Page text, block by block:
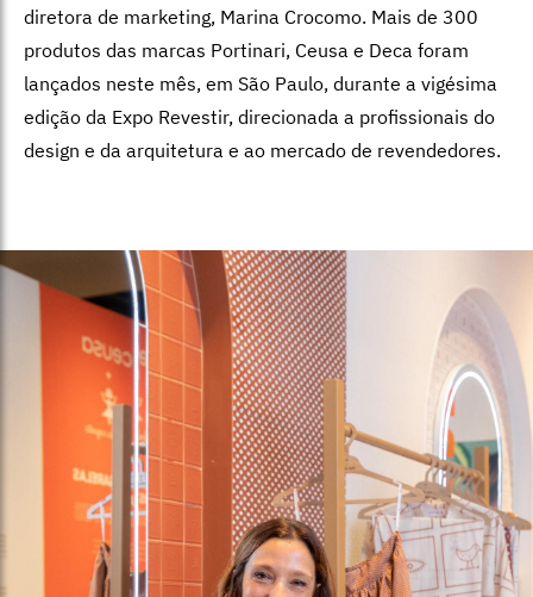
diretora de marketing, Marina Crocomo. Mais de 300
produtos das marcas Portinari, Ceusa e Deca foram
lançados neste mês, em São Paulo, durante a vigésima
edição da Expo Revestir, direcionada a profissionais do
design e da arquitetura e ao mercado de revendedores.